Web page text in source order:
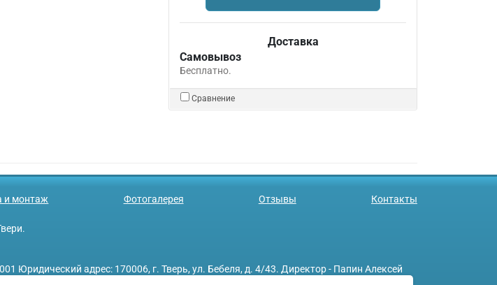
Доставка
Самовывоз
Бесплатно.
Сравнение
и монтаж Фотогалерея Отзывы Контакты
адрес: 170006, г. Тверь, ул. Бебеля, д. 4/43. Директор - Папин Алексей